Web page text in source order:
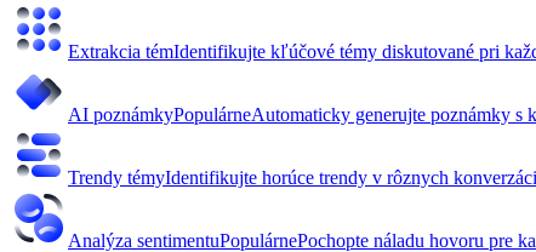
Extrakcia témIdentifikujte kľúčové témy diskutované pri
AI poznámkyPopulárneAutomaticky generujte poznámky
Trendy témyIdentifikujte horúce trendy v rôznych
Analýza sentimentuPopulárnePochopte náladu hovoru pre